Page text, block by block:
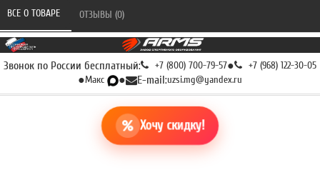
Звонок по России бесплатный: +7 (800) 700-79-57● +7 (968) 122-30-05
●Макс ● E-mail:uzsi.mg@yandex.ru
Хочу скидку!
ВСЕ О ТОВАРЕ ОТЗЫВЫ (0)